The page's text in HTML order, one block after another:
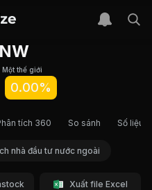
Một thế giới
0.00%
tích 360 So sánh Số liệu
nhà đầu tư nước ngoài
Xuất file Excel